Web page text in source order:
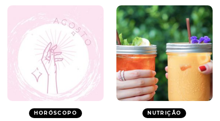
HORÓSCOPO NUTRIÇÃO